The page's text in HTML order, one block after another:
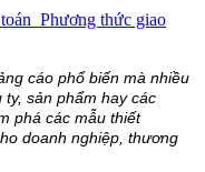
Phương thức giao
cáo phổ biến mà nhiều
sản phẩm hay các
phá các mẫu thiết
doanh nghiệp, thương